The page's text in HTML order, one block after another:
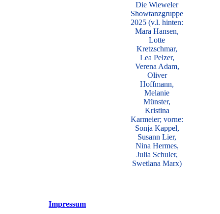
Die Wieweler
Showtanzgruppe
2025 (v.l. hinten:
Mara Hansen,
Lotte
Kretzschmar,
Lea Pelzer,
Verena Adam,
Oliver
Hoffmann,
Melanie
Münster,
Kristina
Karmeier; vorne:
Sonja Kappel,
Susann Lier,
Nina Hermes,
Julia Schuler,
Swetlana Marx)
Impressum